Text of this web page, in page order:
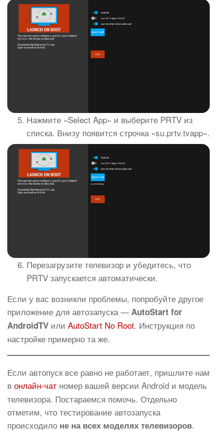
Нажмите «Select App» и выберите PRTV из
списка. Внизу появится строчка «su.prtv.tvapp».
Перезагрузите телевизор и убедитесь, что
PRTV запускается автоматически.
Если у вас возникли проблемы, попробуйте другое
приложение для автозапуска — AutoStart for
AndroidTV или AutoStart No Root. Инструкция по
настройке примерно та же.
Если автопуск все равно не работает, пришлите нам
в онлайн-чат номер вашей версии Android и модель
телевизора. Постараемся помочь. Отдельно
отметим, что тестирование автозапуска
происходило не на всех моделях телевизоров.